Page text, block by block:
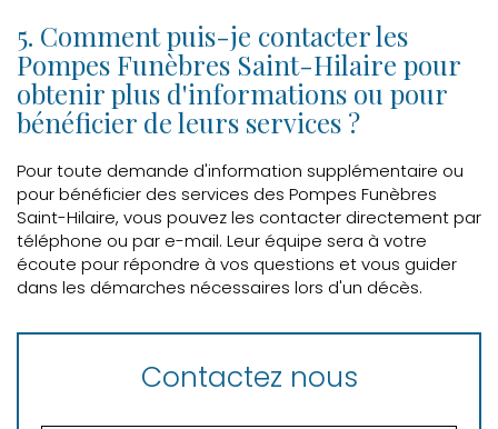
5. Comment puis-je contacter les
Pompes Funèbres Saint-Hilaire pour
obtenir plus d'informations ou pour
bénéficier de leurs services ?
Pour toute demande d'information supplémentaire ou
pour bénéficier des services des Pompes Funèbres
Saint-Hilaire, vous pouvez les contacter directement par
téléphone ou par e-mail. Leur équipe sera à votre
écoute pour répondre à vos questions et vous guider
dans les démarches nécessaires lors d'un décès.
Contactez nous